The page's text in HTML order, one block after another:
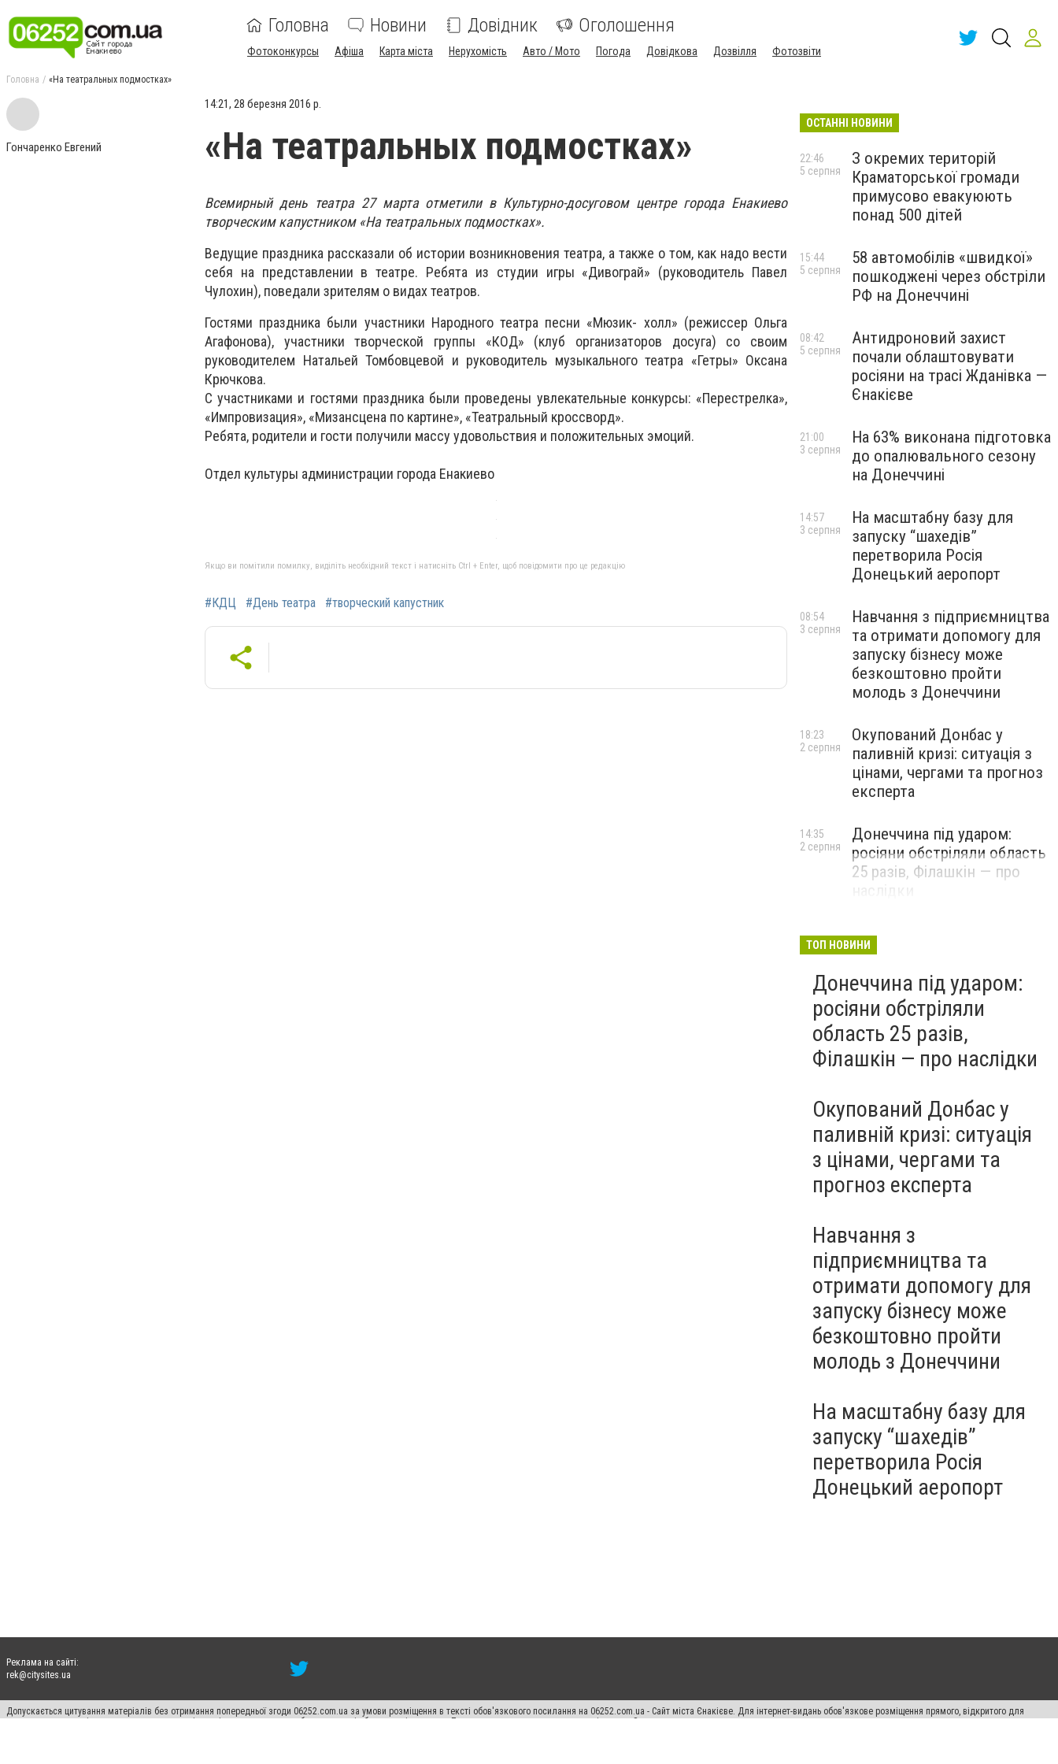
Головна Новини Довідник Оголошення
Фотоконкурсы Афіша Карта міста Нерухомість Авто / Мото Погода Довідкова Дозвілля Фотозвіти
Головна «На театральных подмостках»
Гончаренко Евгений
14:21, 28 березня 2016 р.
«На театральных подмостках»
Всемирный день театра 27 марта отметили в Культурно-досуговом центре города Енакиево
творческим капустником «На театральных подмостках».
Ведущие праздника рассказали об истории возникновения театра, а также о том, как надо вести
себя на представлении в театре. Ребята из студии игры «Дивограй» (руководитель Павел
Чулохин), поведали зрителям о видах театров.
Гостями праздника были участники Народного театра песни «Мюзик- холл» (режиссер Ольга
Агафонова), участники творческой группы «КОД» (клуб организаторов досуга) со своим
руководителем Натальей Томбовцевой и руководитель музыкального театра «Гетры» Оксана
Крючкова.
С участниками и гостями праздника были проведены увлекательные конкурсы: «Перестрелка»,
«Импровизация», «Мизансцена по картине», «Театральный кроссворд».
Ребята, родители и гости получили массу удовольствия и положительных эмоций.
Отдел культуры администрации города Енакиево
Якщо ви помітили помилку, виділіть необхідний текст і натисніть Ctrl + Enter, щоб повідомити про це редакцію
#КДЦ #День театра #творческий капустник
ОСТАННІ НОВИНИ
З окремих територій
Краматорської громади
примусово евакуюють
понад 500 дітей
22:46
5 серпня
58 автомобілів «швидкої»
пошкоджені через обстріли
РФ на Донеччині
15:44
5 серпня
Антидроновий захист
почали облаштовувати
росіяни на трасі Жданівка —
Єнакієве
08:42
5 серпня
На 63% виконана підготовка
до опалювального сезону
на Донеччині
21:00
3 серпня
На масштабну базу для
запуску “шахедів”
перетворила Росія
Донецький аеропорт
14:57
3 серпня
Навчання з підприємництва
та отримати допомогу для
запуску бізнесу може
безкоштовно пройти
молодь з Донеччини
08:54
3 серпня
Окупований Донбас у
паливній кризі: ситуація з
цінами, чергами та прогноз
експерта
18:23
2 серпня
Донеччина під ударом:
росіяни обстріляли область
25 разів, Філашкін — про
14:35
2 серпня
ТОП НОВИНИ
Донеччина під ударом:
росіяни обстріляли
область 25 разів,
Філашкін — про наслідки
Окупований Донбас у
паливній кризі: ситуація
з цінами, чергами та
прогноз експерта
Навчання з
підприємництва та
отримати допомогу для
запуску бізнесу може
безкоштовно пройти
молодь з Донеччини
На масштабну базу для
запуску “шахедів”
перетворила Росія
Донецький аеропорт
Реклама на сайті:
rek@citysites.ua
Допускається цитування матеріалів без отримання попередньої згоди 06252.com.ua за умови розміщення в тексті обов'язкового посилання на 06252.com.ua - Сайт міста Єнакієве. Для інтернет-видань обов'язкове розміщення прямого, відкритого для
пошукових систем гіперпосилання на цитовані статті не нижче другого абзацу в тексті або в якості джерела. Порушення виняткових прав переслідується Законом.